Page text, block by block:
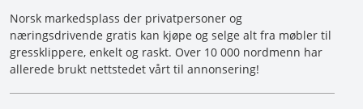
Norsk markedsplass der privatpersoner og
næringsdrivende gratis kan kjøpe og selge alt fra møbler til
gressklippere, enkelt og raskt. Over 10 000 nordmenn har
allerede brukt nettstedet vårt til annonsering!